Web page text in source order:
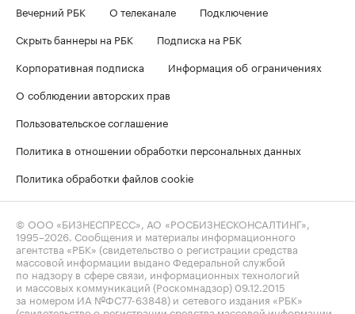
Вечерний РБК
О телеканале
Подключение
Скрыть баннеры на РБК
Подписка на РБК
Корпоративная подписка
Информация об ограничениях
О соблюдении авторских прав
Пользовательское соглашение
Политика в отношении обработки персональных данных
Политика обработки файлов cookie
© ООО «БИЗНЕСПРЕСС», АО «РОСБИЗНЕСКОНСАЛТИНГ»,
1995–2026 . Сообщения и материалы информационного
агентства «РБК» (свидетельство о регистрации средства
массовой информации выдано Федеральной службой
по надзору в сфере связи, информационных технологий
и массовых коммуникаций (Роскомнадзор) 09.12.2015
за номером ИА №ФС77-63848) и сетевого издания «РБК»